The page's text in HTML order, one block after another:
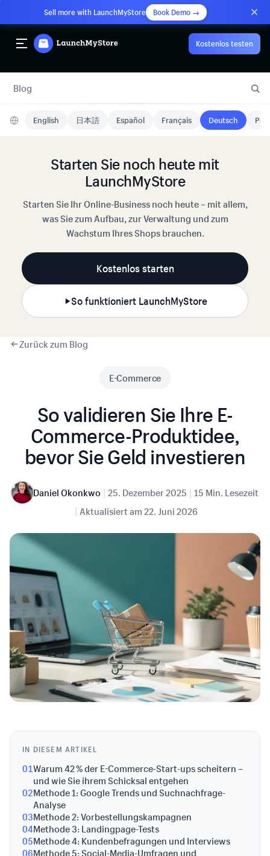
Sell more with LaunchMyStore Book Demo →
Kostenlos testen
Blog
English 日本語 Español Français Deutsch
Starten Sie noch heute mit
LaunchMyStore
Starten Sie Ihr Online-Business noch heute – mit allem,
was Sie zum Aufbau, zur Verwaltung und zum
Wachstum Ihres Shops brauchen.
Kostenlos starten
So funktioniert LaunchMyStore
Zurück zum Blog
E-Commerce
So validieren Sie Ihre E-
Commerce-Produktidee,
bevor Sie Geld investieren
Daniel Okonkwo | 25. Dezember 2025 | 15 Min. Lesezeit
| Aktualisiert am 22. Juni 2026
IN DIESEM ARTIKEL
01Warum 42 % der E-Commerce-Start-ups scheitern –
und wie Sie ihrem Schicksal entgehen
02Methode 1: Google Trends und Suchnachfrage-
Analyse
03Methode 2: Vorbestellungskampagnen
04Methode 3: Landingpage-Tests
05Methode 4: Kundenbefragungen und Interviews
06Methode 5: Social-Media-Umfragen und